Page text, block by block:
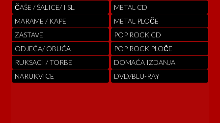
ČAŠE / ŠALICE/ I SL.
MARAME / KAPE
ZASTAVE
ODJEĆA/ OBUĆA
RUKSACI / TORBE
NARUKVICE
METAL CD
METAL PLOČE
POP ROCK CD
POP ROCK PLOČE
DOMAĆA IZDANJA
DVD/BLU-RAY